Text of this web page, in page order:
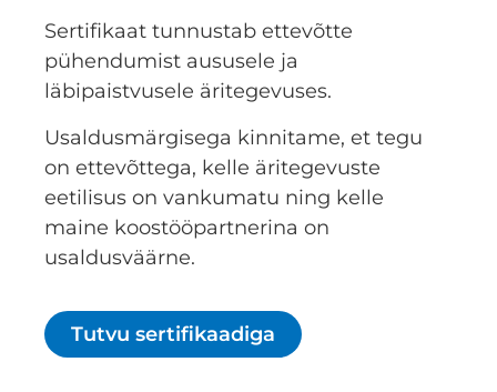
Sertifikaat tunnustab ettevõtte
pühendumist aususele ja
läbipaistvusele äritegevuses.
Usaldusmärgisega kinnitame, et tegu
on ettevõttega, kelle äritegevuste
eetilisus on vankumatu ning kelle
maine koostööpartnerina on
usaldusväärne.
Tutvu sertifikaadiga